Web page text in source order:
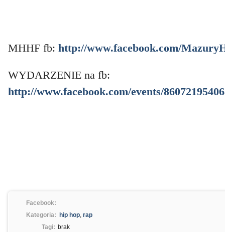
MHHF fb: http://www.facebook.com/
WYDARZENIE na fb:
http://www.facebook.com/events/
Facebook:
Kategoria:
hip hop, rap
Tagi: brak